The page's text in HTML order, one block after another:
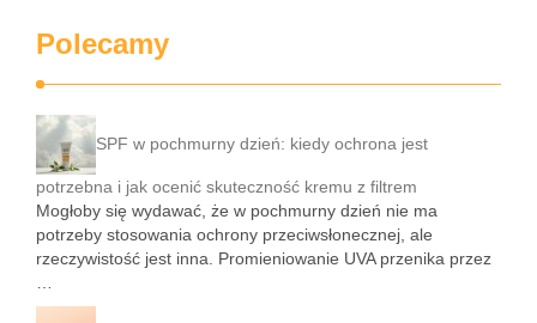
Polecamy
SPF w pochmurny dzień: kiedy ochrona jest
potrzebna i jak ocenić skuteczność kremu z filtrem
Mogłoby się wydawać, że w pochmurny dzień nie ma
potrzeby stosowania ochrony przeciwsłonecznej, ale
rzeczywistość jest inna. Promieniowanie UVA przenika przez